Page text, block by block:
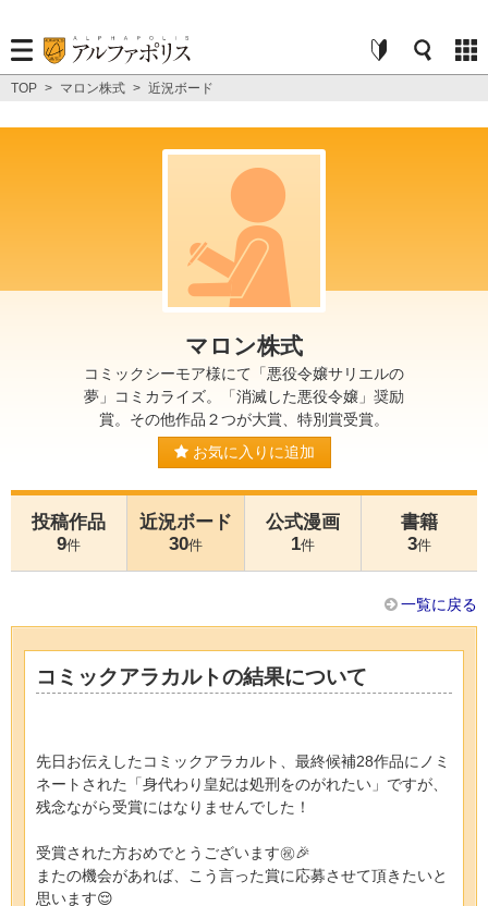
TOP > マロン株式 > 近況ボード
マロン株式
コミックシーモア様にて「悪役令嬢サリエルの
夢」コミカライズ。「消滅した悪役令嬢」奨励
賞。その他作品２つが大賞、特別賞受賞。
お気に入りに追加
投稿作品
9件
近況ボード
30件
公式漫画
1件
書籍
3件
一覧に戻る
コミックアラカルトの結果について
先日お伝えしたコミックアラカルト、最終候補28作品にノミ
ネートされた「身代わり皇妃は処刑をのがれたい」ですが、
残念ながら受賞にはなりませんでした！
受賞された方おめでとうございます㊗️🎉
またの機会があれば、こう言った賞に応募させて頂きたいと
思います😌